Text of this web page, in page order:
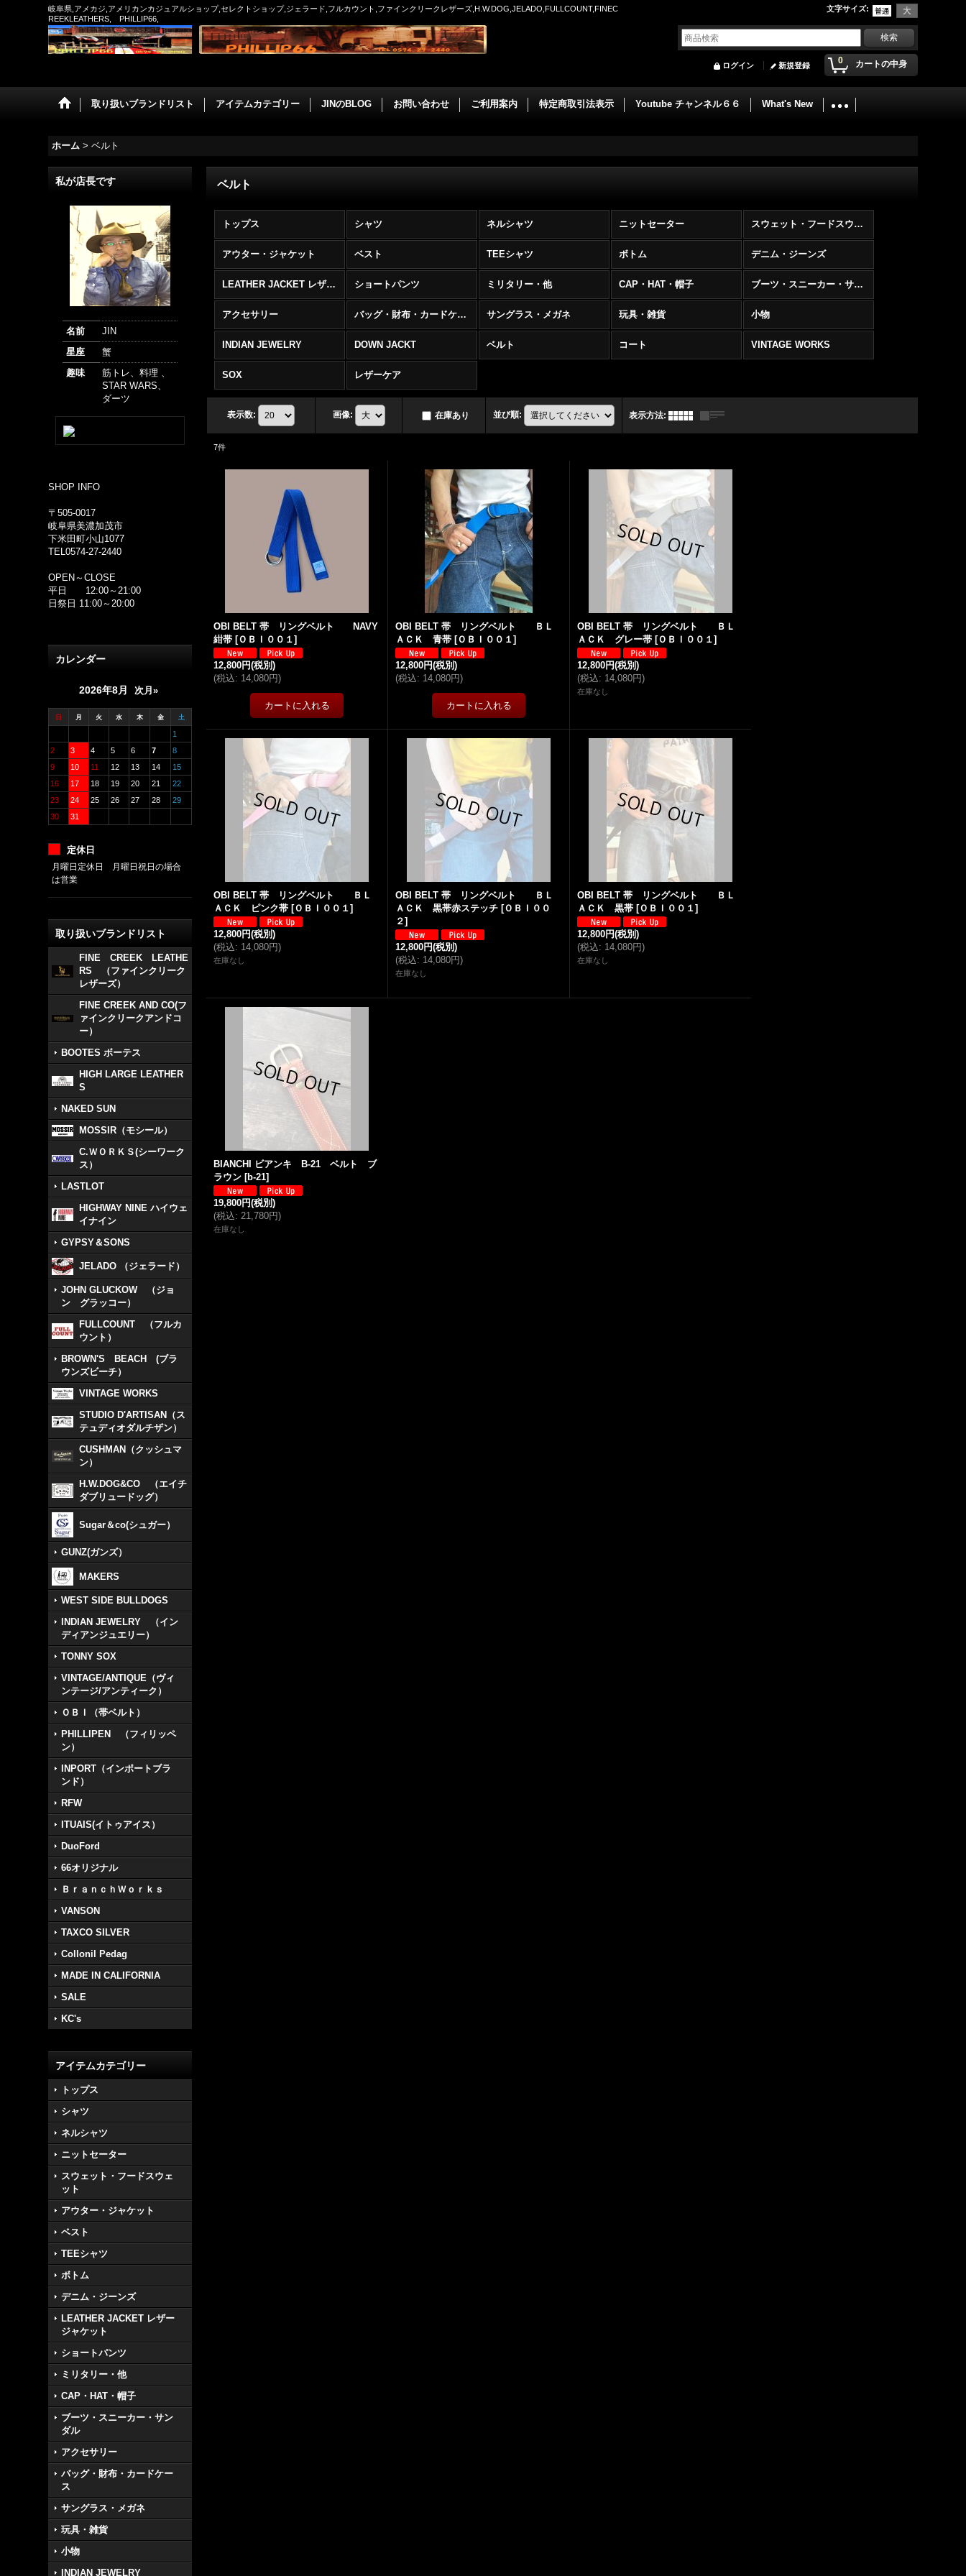
岐阜県,アメカジ,アメリカンカジュアルショップ,セレクトショップ,ジェラード,フルカウント,ファインクリークレザーズ,H.W.DOG,JELADO,FULLCOUNT,FINEC
REEKLEATHERS, PHILLIP66,
文字サイズ:
0 カートの中身
ログイン 新規登録
取り扱いブランドリスト アイテムカテゴリー JINのBLOG お問い合わせ ご利用案内 特定商取引法表示 Youtube チャンネル６６ What's New
ホーム > ベルト
私が店長です
名前
JIN
星座
蟹
趣味
筋トレ、料理 、
STAR WARS、
ダーツ
SHOP INFO
〒505-0017
岐阜県美濃加茂市
下米田町小山1077
TEL0574-27-2440
OPEN～CLOSE
平日 12:00～21:00
日祭日 11:00～20:00
カレンダー
2026年8月 次月»
日 月 火 水 木 金 土
1
2
3 4 5 6 7
8
9
10 11 12 13 14
15
16
17 18 19 20 21
22
23
24 25 26 27 28
29
30
31
定休日
月曜日定休日 月曜日祝日の場合
は営業
取り扱いブランドリスト
FINE CREEK LEATHE
RS （ファインクリーク
レザーズ）
FINE CREEK AND CO(フ
ァインクリークアンドコ
ー）
BOOTES ボーテス
HIGH LARGE LEATHER
S
NAKED SUN
MOSSIR（モシール）
C.ＷＯＲＫＳ(シーワーク
ス）
LASTLOT
HIGHWAY NINE ハイウェ
イナイン
GYPSY＆SONS
JELADO （ジェラード）
JOHN GLUCKOW （ジョ
ン グラッコー）
FULLCOUNT （フルカ
ウント）
BROWN'S BEACH (ブラ
ウンズビーチ）
VINTAGE WORKS
STUDIO D'ARTISAN（ス
テュディオダルチザン）
CUSHMAN（クッシュマ
ン）
H.W.DOG&CO （エイチ
ダブリュードッグ）
Sugar＆co(シュガー）
GUNZ(ガンズ）
MAKERS
WEST SIDE BULLDOGS
INDIAN JEWELRY （イン
ディアンジュエリー）
TONNY SOX
VINTAGE/ANTIQUE（ヴィ
ンテージ/アンティーク）
ＯＢＩ（帯ベルト）
PHILLIPEN （フィリッペ
ン）
INPORT（インポートブラ
ンド）
RFW
ITUAIS(イトゥアイス）
DuoFord
66オリジナル
ＢｒａｎｃｈＷｏｒｋｓ
VANSON
TAXCO SILVER
Collonil Pedag
MADE IN CALIFORNIA
SALE
KC's
アイテムカテゴリー
トップス
シャツ
ネルシャツ
ニットセーター
スウェット・フードスウェ
ット
アウター・ジャケット
ベスト
TEEシャツ
ボトム
デニム・ジーンズ
LEATHER JACKET レザー
ジャケット
ショートパンツ
ミリタリー・他
CAP・HAT・帽子
ブーツ・スニーカー・サン
ダル
アクセサリー
バッグ・財布・カードケー
ス
サングラス・メガネ
玩具・雑貨
小物
INDIAN JEWELRY
ベルト
トップス シャツ ネルシャツ ニットセーター スウェット・フードスウェット
アウター・ジャケット ベスト TEEシャツ ボトム デニム・ジーンズ
LEATHER JACKET レザージャケット ショートパンツ ミリタリー・他 CAP・HAT・帽子 ブーツ・スニーカー・サンダル
アクセサリー バッグ・財布・カードケース サングラス・メガネ 玩具・雑貨 小物
INDIAN JEWELRY DOWN JACKT ベルト コート VINTAGE WORKS
SOX レザーケア
表示数: 画像: 在庫あり 並び順: 表示方法:
7件
OBI BELT 帯 リングベルト NAVY
紺帯 [ＯＢＩ００１]
12,800円(税別)
(税込: 14,080円)
OBI BELT 帯 リングベルト ＢＬ
ＡＣＫ 青帯 [ＯＢＩ００１]
12,800円(税別)
(税込: 14,080円)
OBI BELT 帯 リングベルト ＢＬ
ＡＣＫ グレー帯 [ＯＢＩ００１]
12,800円(税別)
(税込: 14,080円)
在庫なし
OBI BELT 帯 リングベルト ＢＬ
ＡＣＫ ピンク帯 [ＯＢＩ００１]
12,800円(税別)
(税込: 14,080円)
在庫なし
OBI BELT 帯 リングベルト ＢＬ
ＡＣＫ 黒帯赤ステッチ [ＯＢＩ００
２]
12,800円(税別)
(税込: 14,080円)
在庫なし
OBI BELT 帯 リングベルト ＢＬ
ＡＣＫ 黒帯 [ＯＢＩ００１]
12,800円(税別)
(税込: 14,080円)
在庫なし
BIANCHI ビアンキ B-21 ベルト ブ
ラウン [b-21]
19,800円(税別)
(税込: 21,780円)
在庫なし